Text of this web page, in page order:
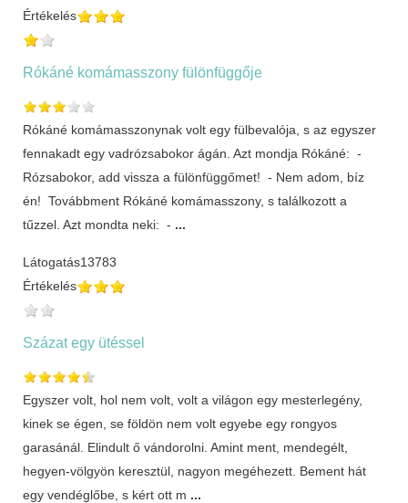
Értékelés
Rókáné komámasszony fülönfüggője
Rókáné komámasszonynak volt egy fülbevalója, s az egyszer
fennakadt egy vadrózsabokor ágán. Azt mondja Rókáné: -
Rózsabokor, add vissza a fülönfüggőmet! - Nem adom, bíz
én! Továbbment Rókáné komámasszony, s találkozott a
tűzzel. Azt mondta neki: - ...
Látogatás13783
Értékelés
Százat egy ütéssel
Egyszer volt, hol nem volt, volt a világon egy mesterlegény,
kinek se égen, se földön nem volt egyebe egy rongyos
garasánál. Elindult ő vándorolni. Amint ment, mendegélt,
hegyen-völgyön keresztül, nagyon megéhezett. Bement hát
egy vendéglőbe, s kért ott m ...